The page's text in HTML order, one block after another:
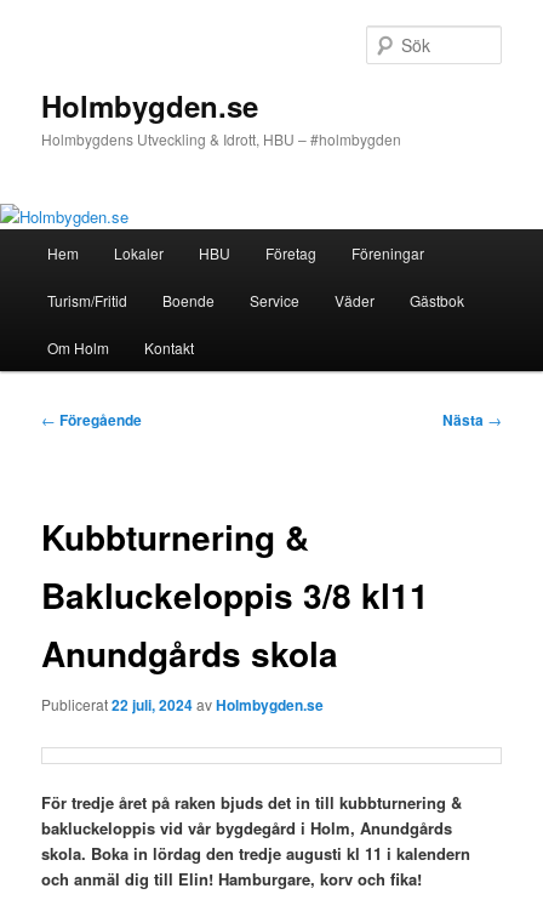
Holmbygden.se
Holmbygdens Utveckling & Idrott, HBU – #holmbygden
Hem Lokaler HBU Företag Föreningar
Turism/Fritid Boende Service Väder Gästbok
Om Holm Kontakt
Inläggsnavigering
← Föregående Nästa →
Kubbturnering &
Bakluckeloppis 3/8 kl11
Anundgårds skola
Publicerat22 juli, 2024avHolmbygden.se
För tredje året på raken bjuds det in till kubbturnering &
bakluckeloppis vid vår bygdegård i Holm, Anundgårds
skola. Boka in lördag den tredje augusti kl 11 i kalendern
och anmäl dig till Elin! Hamburgare, korv och fika!